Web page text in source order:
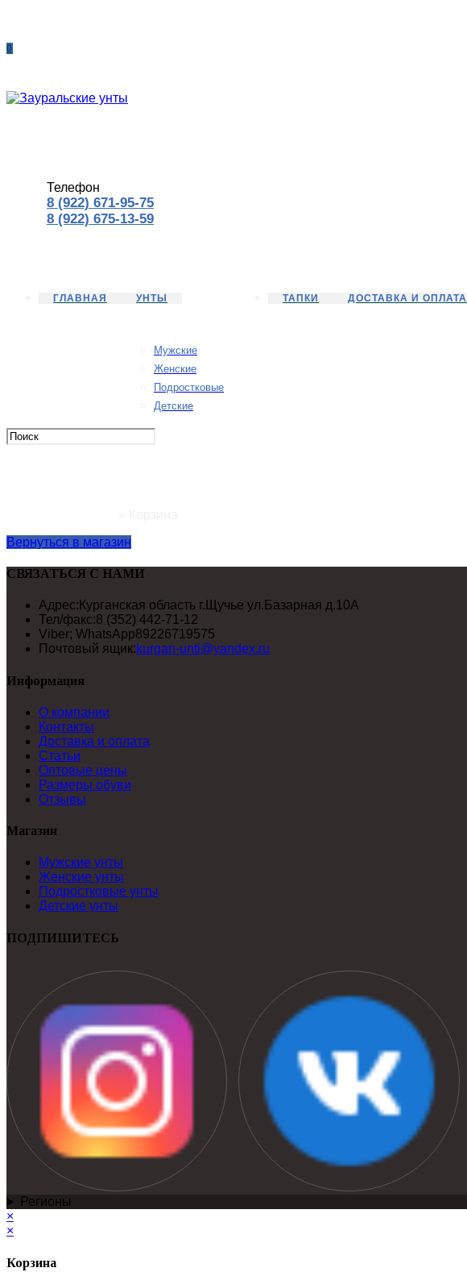
0
Телефон
8 (922) 671-95-75
8 (922) 675-13-59
ГЛАВНАЯ УНТЫ
Мужские
Женские
Подростковые
Детские
ТАПКИ ДОСТАВКА И ОПЛАТА
Вернуться в магазин
СВЯЗАТЬСЯ С НАМИ
Адрес: Курганская область г.Щучье ул.Базарная д.10А
Тел/факс:8 (352) 442-71-12
Viber; WhatsApp89226719575
Почтовый ящик:kurgan-unti@yandex.ru
Информация
О компании
Контакты
Доставка и оплата
Статьи
Оптовые цены
Размеры обуви
Отзывы
Магазин
Мужские унты
Женские унты
Подростковые унты
Детские унты
ПОДПИШИТЕСЬ
Регионы
×
×
Корзина